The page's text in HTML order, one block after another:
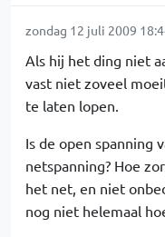
zondag 12 juli 2009
Als hij het ding niet
vast niet zoveel
te laten lopen.
Is de open spanning
netspanning? Hoe
het net, en niet
nog niet helemaal